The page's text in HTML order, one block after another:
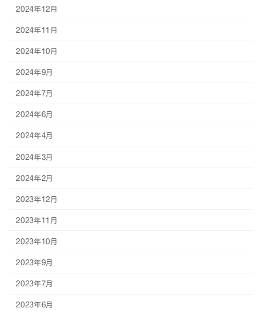
2024年12月
2024年11月
2024年10月
2024年9月
2024年7月
2024年6月
2024年4月
2024年3月
2024年2月
2023年12月
2023年11月
2023年10月
2023年9月
2023年7月
2023年6月